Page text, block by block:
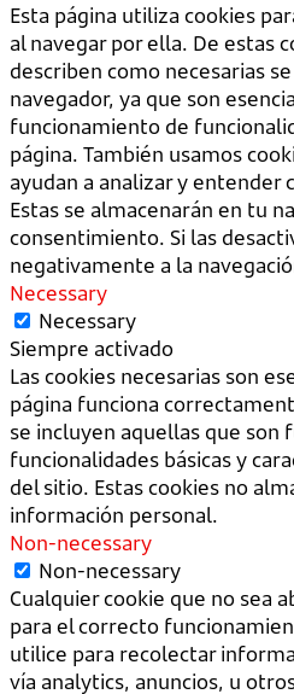
Esta página utiliza cookies
al navegar por ella. De estas
describen como necesarias
navegador, ya que son
funcionamiento de
página. También usamos
ayudan a analizar y entender
Estas se almacenarán en tu
consentimiento. Si las
negativamente a la
Necessary
Necessary
Siempre activado
Las cookies necesarias son
página funciona
se incluyen aquellas que son
funcionalidades básicas y
del sitio. Estas cookies no
información personal.
Non-necessary
Non-necessary
Cualquier cookie que no sea
para el correcto
utilice para recolectar
vía analytics, anuncios, u